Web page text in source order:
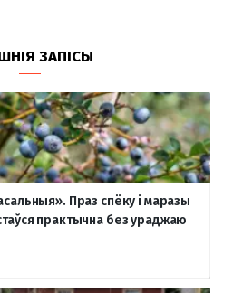
ЗАПІСЫ
Праз спёку і маразы
практычна без ураджаю